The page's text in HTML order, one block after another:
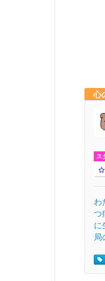
心
ス
わ
つ
に
局